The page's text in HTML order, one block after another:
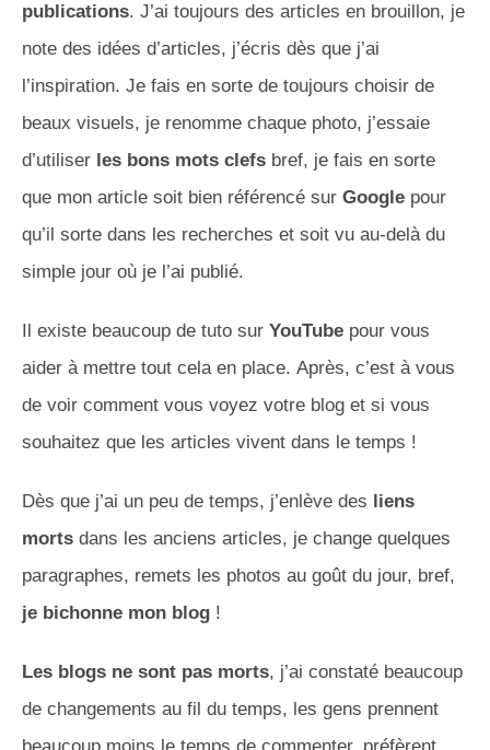
publications. J’ai toujours des articles en brouillon, je
note des idées d’articles, j’écris dès que j’ai
l’inspiration. Je fais en sorte de toujours choisir de
beaux visuels, je renomme chaque photo, j’essaie
d’utiliser les bons mots clefs bref, je fais en sorte
que mon article soit bien référencé sur Google pour
qu’il sorte dans les recherches et soit vu au-delà du
simple jour où je l’ai publié.
Il existe beaucoup de tuto sur YouTube pour vous
aider à mettre tout cela en place. Après, c’est à vous
de voir comment vous voyez votre blog et si vous
souhaitez que les articles vivent dans le temps !
Dès que j’ai un peu de temps, j’enlève des liens
morts dans les anciens articles, je change quelques
paragraphes, remets les photos au goût du jour, bref,
je bichonne mon blog !
Les blogs ne sont pas morts, j’ai constaté beaucoup
de changements au fil du temps, les gens prennent